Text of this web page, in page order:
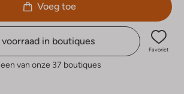
Voeg toe
voorraad in boutiques
Favoriet
van onze 37 boutiques